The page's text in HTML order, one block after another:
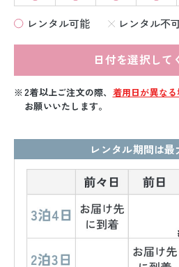
レンタル可能 レンタル不
日付を選択して
2着以上ご注文の際、 着用日が異な
お願いいたします。
レンタル期間は最